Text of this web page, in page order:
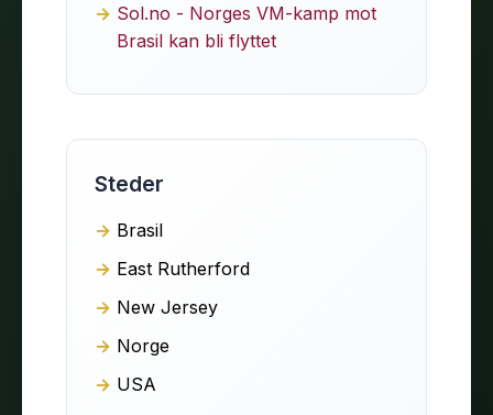
Sol.no - Norges VM-kamp mot
Brasil kan bli flyttet
Steder
Brasil
East Rutherford
New Jersey
Norge
USA